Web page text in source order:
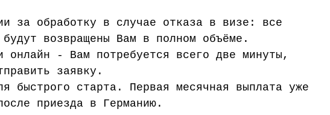
за обработку в случае отказа в визе: все
будут возвращены Вам в полном объёме.
онлайн - Вам потребуется всего две минуты,
заявку.
быстрого старта. Первая месячная выплата уже
приезда в Германию.